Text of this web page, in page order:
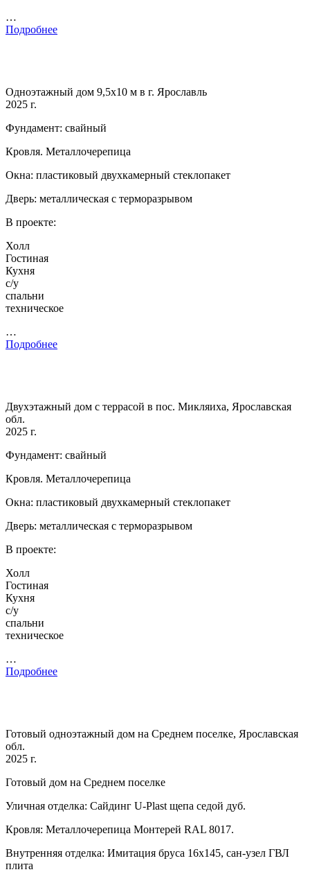
…
Подробнее
Одноэтажный дом 9,5х10 м в г. Ярославль
2025 г.
Фундамент: свайный
Кровля. Металлочерепица
Окна: пластиковый двухкамерный стеклопакет
Дверь: металлическая с терморазрывом
В проекте:
Холл
Гостиная
Кухня
с/у
спальни
техническое
…
Подробнее
Двухэтажный дом с террасой в пос. Микляиха, Ярославская
обл.
2025 г.
Фундамент: свайный
Кровля. Металлочерепица
Окна: пластиковый двухкамерный стеклопакет
Дверь: металлическая с терморазрывом
В проекте:
Холл
Гостиная
Кухня
с/у
спальни
техническое
…
Подробнее
Готовый одноэтажный дом на Среднем поселке, Ярославская
обл.
2025 г.
Готовый дом на Среднем поселке
Уличная отделка: Сайдинг U-Plast щепа седой дуб.
Кровля: Металлочерепица Монтерей RAL 8017.
Внутренняя отделка: Имитация бруса 16х145, сан-узел ГВЛ
плита